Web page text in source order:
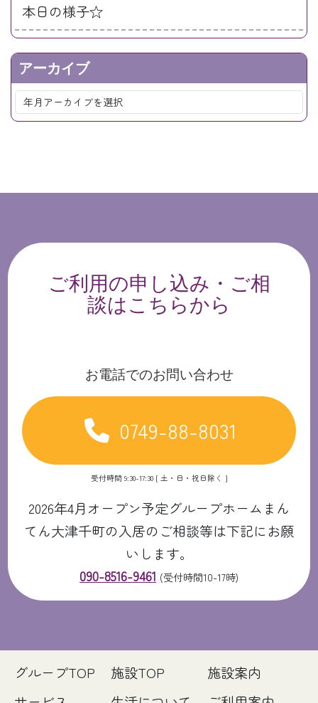
本日の様子☆
アーカイブ
ご利用の申し込み・ご相
談はこちらから
お電話でのお問い合わせ
0749-88-8031
受付時間 9:30-17:30 [ 土・日・祝日除く ]
2026年4月オープン予定グループホームまん
てん大津千町の入居のご相談等は下記にお願
いします。
090-8516-9461 (受付時間10-17時)
グループTOP 施設TOP
施設案内